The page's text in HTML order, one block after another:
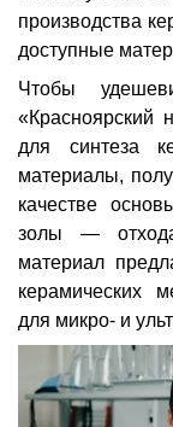
производства
доступные
Чтобы
для синтеза
материалы,
качестве
золы —
материал
керамических
для микро- и